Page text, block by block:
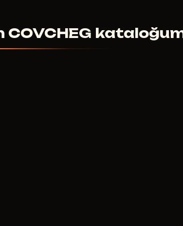
COVCHEG